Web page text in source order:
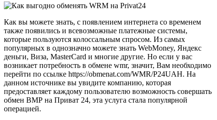
Как вы можете знать, с появлением интернета со временем
также появились и всевозможные платежные системы,
которые пользуются колоссальным спросом. Из самых
популярных в однозначно можете знать WebMoney, Яндекс
деньги, Виза, MasterCard и многие другие. Но если у вас
возникает потребность в обмене wmr, значит, Вам необходимо
перейти по ссылке https://obmenat.com/WMR/P24UAH. На
данном источнике вы увидите компанию, которая
предоставляет каждому пользователю возможность совершать
обмен ВМР на Приват 24, эта услуга стала популярной
операцией.